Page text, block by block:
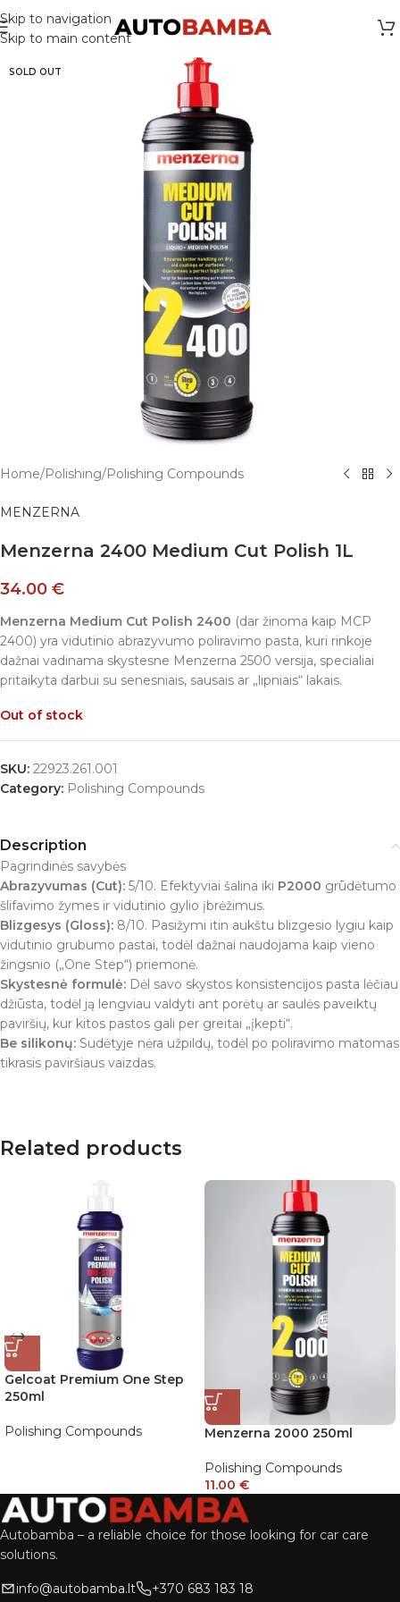
Skip to navigation
Skip to main content
SOLD OUT
Home/Polishing/Polishing Compounds
MENZERNA
Menzerna 2400 Medium Cut Polish 1L
34.00 €
Menzerna Medium Cut Polish 2400 (dar žinoma kaip MCP
2400) yra vidutinio abrazyvumo poliravimo pasta, kuri rinkoje
dažnai vadinama skystesne Menzerna 2500 versija, specialiai
pritaikyta darbui su senesniais, sausais ar „lipniais“ lakais.
Out of stock
SKU: 22923.261.001
Category: Polishing Compounds
Description
Pagrindinės savybės
Abrazyvumas (Cut): 5/10. Efektyviai šalina iki P2000 grūdėtumo
šlifavimo žymes ir vidutinio gylio įbrėžimus.
Blizgesys (Gloss): 8/10. Pasižymi itin aukštu blizgesio lygiu kaip
vidutinio grubumo pastai, todėl dažnai naudojama kaip vieno
žingsnio („One Step“) priemonė.
Skystesnė formulė: Dėl savo skystos konsistencijos pasta lėčiau
džiūsta, todėl ją lengviau valdyti ant porėtų ar saulės paveiktų
paviršių, kur kitos pastos gali per greitai „įkepti“.
Be silikonų: Sudėtyje nėra užpildų, todėl po poliravimo matomas
tikrasis paviršiaus vaizdas.
Related products
Gelcoat Premium One Step
250ml
Polishing Compounds Menzerna 2000 250ml
Polishing Compounds
11.00 €
Autobamba – a reliable choice for those looking for car care
solutions.
info@autobamba.lt +370 683 183 18